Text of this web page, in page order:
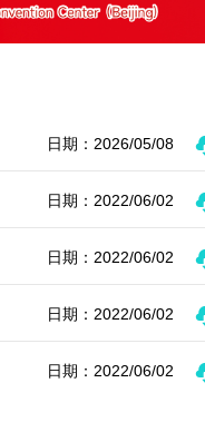
日期：2026/05/08
日期：2022/06/02
日期：2022/06/02
日期：2022/06/02
日期：2022/06/02